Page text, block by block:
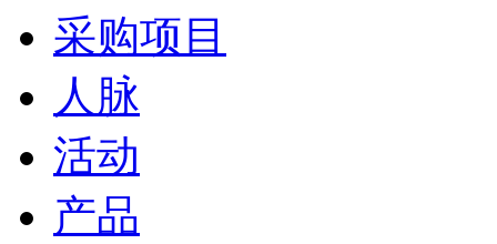
采购项目
人脉
活动
产品